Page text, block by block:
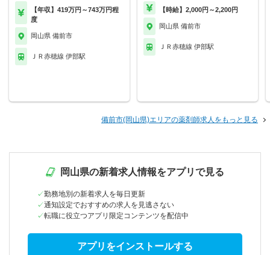
【年収】419万円～743万円程
度
岡山県 備前市
ＪＲ赤穂線 伊部駅
【時給】2,000円～2,200円
岡山県 備前市
ＪＲ赤穂線 伊部駅
備前市(岡山県)エリアの薬剤師求人をもっと見る
岡山県の新着求人情報をアプリで見る
勤務地別の新着求人を毎日更新
通知設定でおすすめの求人を見逃さない
転職に役立つアプリ限定コンテンツを配信中
アプリをインストールする